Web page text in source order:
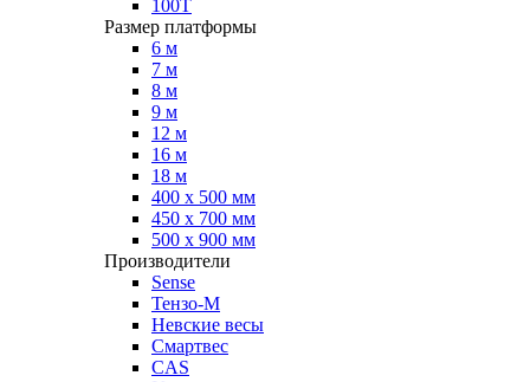
100Т
Размер платформы
6 м
7 м
8 м
9 м
12 м
16 м
18 м
400 х 500 мм
450 х 700 мм
500 х 900 мм
Производители
Sense
Тензо-М
Невские весы
Смартвес
CAS